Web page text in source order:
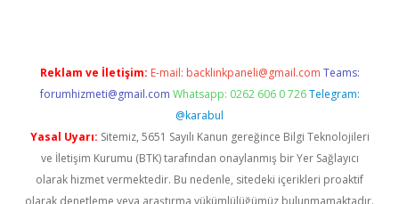
Reklam ve İletişim: E-mail: backlinkpaneli@gmail.com Teams:
forumhizmeti@gmail.com Whatsapp: 0262 606 0 726 Telegram:
@karabul
Yasal Uyarı: Sitemiz, 5651 Sayılı Kanun gereğince Bilgi Teknolojileri
ve İletişim Kurumu (BTK) tarafından onaylanmış bir Yer Sağlayıcı
olarak hizmet vermektedir. Bu nedenle, sitedeki içerikleri proaktif
olarak denetleme veya araştırma yükümlülüğümüz bulunmamaktadır.